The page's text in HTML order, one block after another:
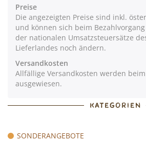
Preise
Die angezeigten Preise sind inkl.
und können sich beim
der nationalen Umsatzsteuersätze
Lieferlandes noch ändern.
Versandkosten
Allfällige Versandkosten werden
ausgewiesen.
KATEGORIEN
SONDERANGEBOTE